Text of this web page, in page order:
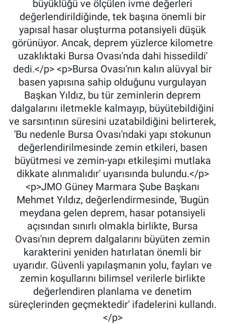
büyüklüğü ve ölçülen ivme değerleri
değerlendirildiğinde, tek başına önemli bir
yapısal hasar oluşturma potansiyeli düşük
görünüyor. Ancak, deprem yüzlerce kilometre
uzaklıktaki Bursa Ovası'nda dahi hissedildi'
dedi.</p> <p>Bursa Ovası'nın kalın alüvyal bir
basen yapısına sahip olduğunu vurgulayan
Başkan Yıldız, bu tür zeminlerin deprem
dalgalarını iletmekle kalmayıp, büyütebildiğini
ve sarsıntının süresini uzatabildiğini belirterek,
'Bu nedenle Bursa Ovası'ndaki yapı stokunun
değerlendirilmesinde zemin etkileri, basen
büyütmesi ve zemin-yapı etkileşimi mutlaka
dikkate alınmalıdır' uyarısında bulundu.</p>
<p>JMO Güney Marmara Şube Başkanı
Mehmet Yıldız, değerlendirmesinde, 'Bugün
meydana gelen deprem, hasar potansiyeli
açısından sınırlı olmakla birlikte, Bursa
Ovası'nın deprem dalgalarını büyüten zemin
karakterini yeniden hatırlatan önemli bir
uyarıdır. Güvenli yapılaşmanın yolu, fayları ve
zemin koşullarını bilimsel verilerle birlikte
değerlendiren planlama ve denetim
süreçlerinden geçmektedir' ifadelerini kullandı.
</p>